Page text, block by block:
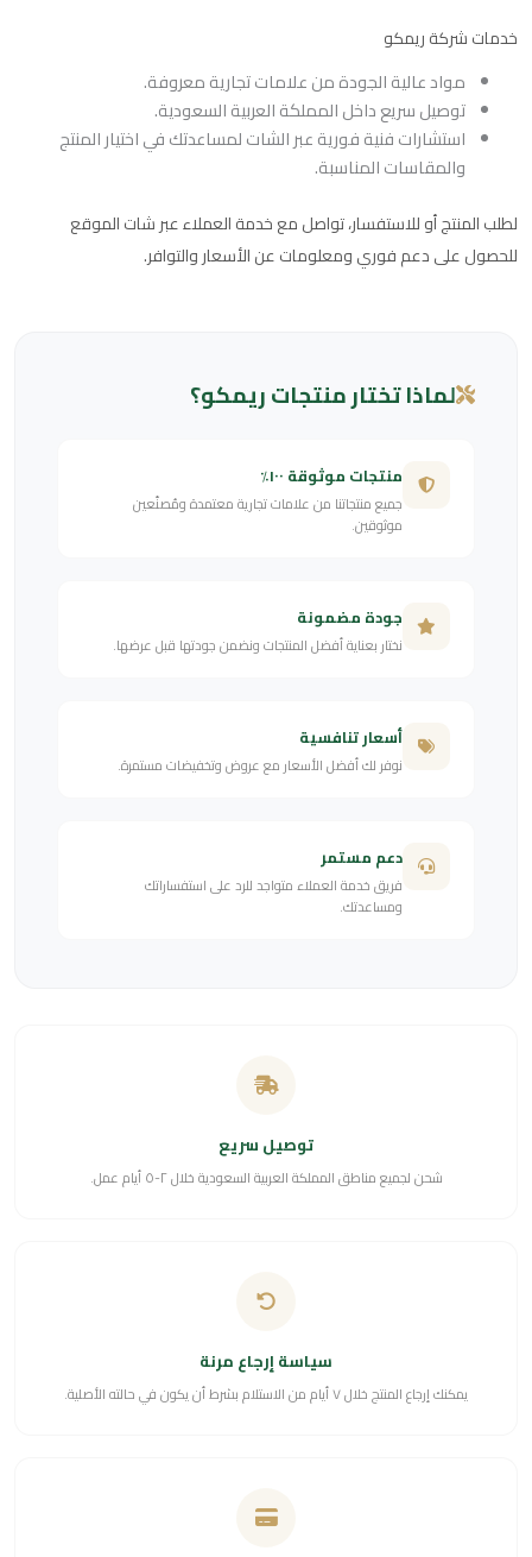
خدمات شركة ريمكو
مواد عالية الجودة من علامات تجارية معروفة.
توصيل سريع داخل المملكة العربية السعودية.
استشارات فنية فورية عبر الشات لمساعدتك في اختيار المنتج
والمقاسات المناسبة.
لطلب المنتج أو للاستفسار، تواصل مع خدمة العملاء عبر شات الموقع
للحصول على دعم فوري ومعلومات عن الأسعار والتوافر.
لماذا تختار منتجات ريمكو؟
منتجات موثوقة ١٠٠٪
جميع منتجاتنا من علامات تجارية معتمدة ومُصنّعين
موثوقين.
جودة مضمونة
نختار بعناية أفضل المنتجات ونضمن جودتها قبل عرضها.
أسعار تنافسية
نوفر لك أفضل الأسعار مع عروض وتخفيضات مستمرة.
دعم مستمر
فريق خدمة العملاء متواجد للرد على استفساراتك
ومساعدتك.
توصيل سريع
شحن لجميع مناطق المملكة العربية السعودية خلال ٢-٥ أيام عمل.
سياسة إرجاع مرنة
يمكنك إرجاع المنتج خلال ٧ أيام من الاستلام بشرط أن يكون في حالته الأصلية.